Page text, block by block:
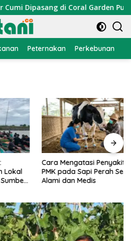
Dipasang di Coral Garden Pulau
Peternakan Perkebunan
Cara Mengatasi Penyakit
PMK pada Sapi Perah Secara
Alami dan Medis